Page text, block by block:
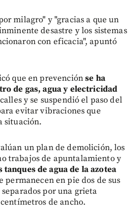
milagro" y "gracias a que un
desastre y los sistemas
con eficacia", apuntó
que en prevenciónse ha
de gas, agua y electricidad
y se suspendió el paso del
evitar vibraciones que
situación.
un plan de demolición, los
trabajos de apuntalamiento y
de agua de la azotea
permanecen en pie dos de sus
por una grieta
de ancho.